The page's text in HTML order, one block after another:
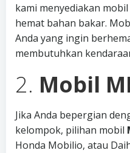
kami menyediakan mobil
hemat bahan bakar.
Anda yang ingin
membutuhkan
2. Mobil
Jika Anda bepergian
kelompok, pilihan mobil
Honda Mobilio, atau